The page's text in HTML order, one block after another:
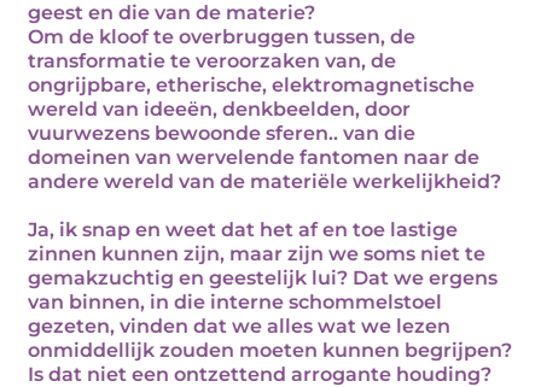
geest en die van de materie?
Om de kloof te overbruggen tussen, de
transformatie te veroorzaken van, de
ongrijpbare, etherische, elektromagnetische
wereld van ideeën, denkbeelden, door
vuurwezens bewoonde sferen.. van die
domeinen van wervelende fantomen naar de
andere wereld van de materiële werkelijkheid?
Ja, ik snap en weet dat het af en toe lastige
zinnen kunnen zijn, maar zijn we soms niet te
gemakzuchtig en geestelijk lui? Dat we ergens
van binnen, in die interne schommelstoel
gezeten, vinden dat we alles wat we lezen
onmiddellijk zouden moeten kunnen begrijpen?
Is dat niet een ontzettend arrogante houding?